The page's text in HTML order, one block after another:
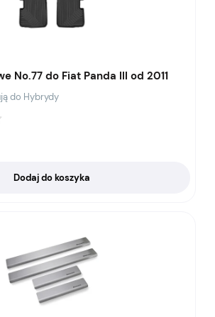
No.77 do Fiat Panda III od 2011
do Hybrydy
Dodaj do koszyka